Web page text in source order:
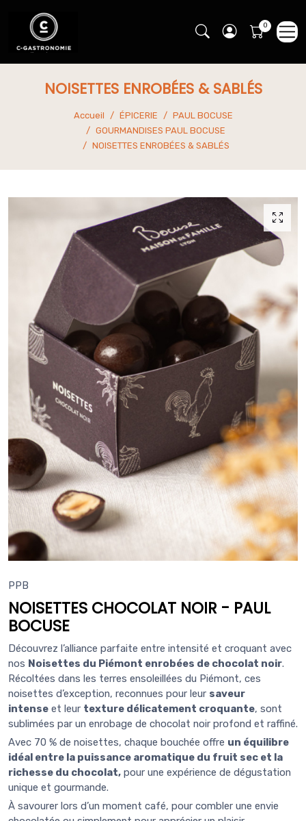
NOISETTES ENROBÉES & SABLÉS
Accueil ÉPICERIE
PAUL BOCUSE
GOURMANDISES PAUL BOCUSE
NOISETTES ENROBÉES & SABLÉS
PPB
NOISETTES CHOCOLAT NOIR - PAUL
BOCUSE
Découvrez l’alliance parfaite entre intensité et croquant avec
nos Noisettes du Piémont enrobées de chocolat noir.
Récoltées dans les terres ensoleillées du Piémont, ces
noisettes d’exception, reconnues pour leur saveur
intense et leur texture délicatement croquante, sont
sublimées par un enrobage de chocolat noir profond et raffiné.
Avec 70 % de noisettes, chaque bouchée offre un équilibre
idéal entre la puissance aromatique du fruit sec et la
richesse du chocolat, pour une expérience de dégustation
unique et gourmande.
À savourer lors d’un moment café, pour combler une envie